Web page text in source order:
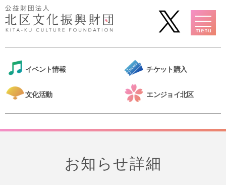
イベント情報 チケット購入
文化活動 エンジョイ北区
お知らせ詳細